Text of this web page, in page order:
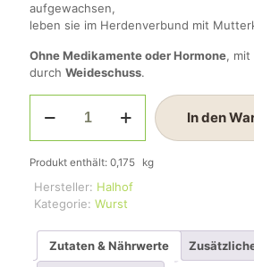
aufgewachsen,
leben sie im Herdenverbund mit
Ohne Medikamente oder Hormone, mit
durch Weideschuss.
vom
In den
Produkt enthält: 0,175 kg
Hersteller: Halhof
Kategorie: Wurst
Zutaten & Nährwerte